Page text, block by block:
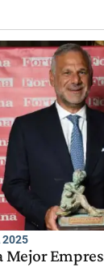
2025
Mejor